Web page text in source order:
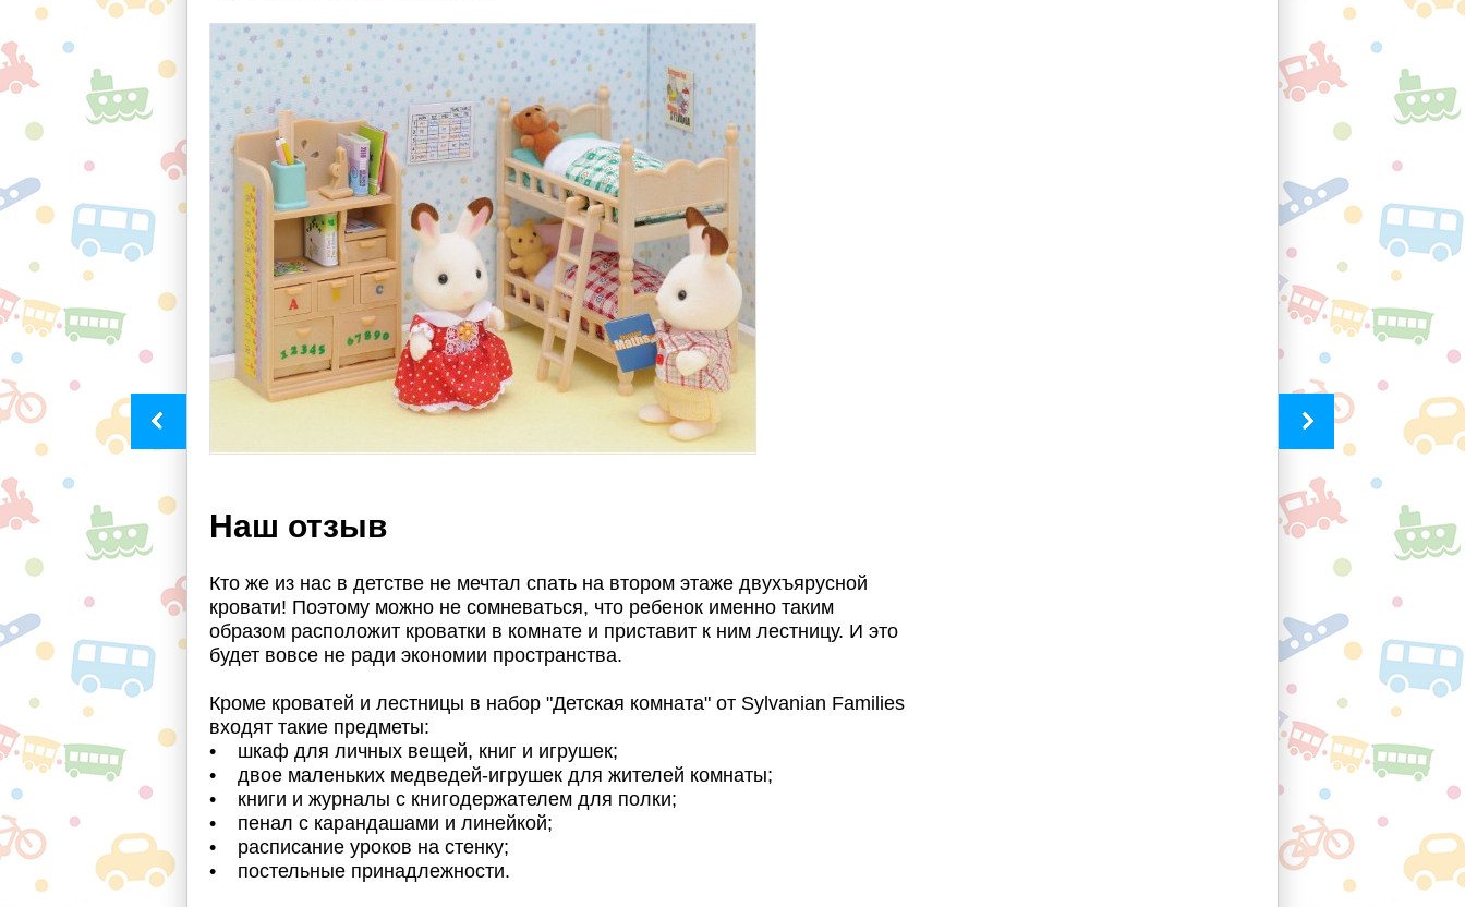
Наш отзыв
Кто же из нас в детстве не мечтал спать на втором этаже двухъярусной
кровати! Поэтому можно не сомневаться, что ребенок именно таким
образом расположит кроватки в комнате и приставит к ним лестницу. И это
будет вовсе не ради экономии пространства.
Кроме кроватей и лестницы в набор "Детская комната" от Sylvanian Families
входят такие предметы:
• шкаф для личных вещей, книг и игрушек;
• двое маленьких медведей-игрушек для жителей комнаты;
• книги и журналы с книгодержателем для полки;
• пенал с карандашами и линейкой;
• расписание уроков на стенку;
• постельные принадлежности.